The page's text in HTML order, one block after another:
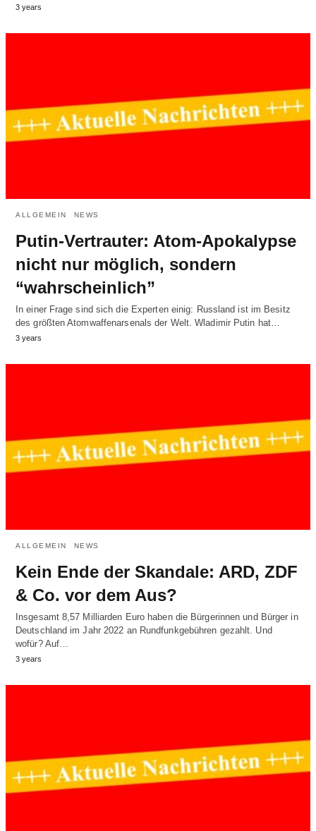
3 years
ALLGEMEIN NEWS
Putin-Vertrauter: Atom-Apokalypse
nicht nur möglich, sondern
“wahrscheinlich”
In einer Frage sind sich die Experten einig: Russland ist im Besitz
des größten Atomwaffenarsenals der Welt. Wladimir Putin hat…
3 years
ALLGEMEIN NEWS
Kein Ende der Skandale: ARD, ZDF
& Co. vor dem Aus?
Insgesamt 8,57 Milliarden Euro haben die Bürgerinnen und Bürger in
Deutschland im Jahr 2022 an Rundfunkgebühren gezahlt. Und
wofür? Auf…
3 years